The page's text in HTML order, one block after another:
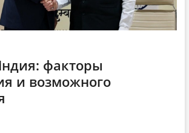
факторы
и возможного